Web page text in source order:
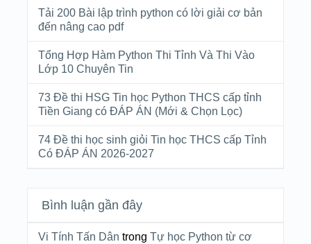
Tải 200 Bài lập trình python có lời giải cơ bản
đến nâng cao pdf
Tổng Hợp Hàm Python Thi Tỉnh Và Thi Vào
Lớp 10 Chuyên Tin
73 Đề thi HSG Tin học Python THCS cấp tỉnh
Tiền Giang có ĐÁP ÁN (Mới & Chọn Lọc)
74 Đề thi học sinh giỏi Tin học THCS cấp Tỉnh
Có ĐÁP ÁN 2026-2027
Bình luận gần đây
Vi Tính Tấn Dân trong Tự học Python từ cơ